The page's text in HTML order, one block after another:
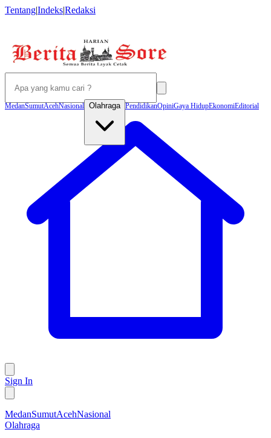
Tentang|Indeks|Redaksi
MedanSumutAcehNasional Olahraga PendidikanOpiniGaya HidupEkonomiEditorial
Sign In
MedanSumutAcehNasional
Olahraga